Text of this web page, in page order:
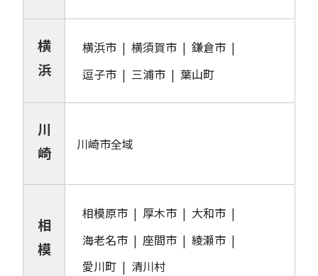
横
浜
横浜市 横須賀市
鎌倉市
逗子市
三浦市 葉山町
川
崎
川崎市全域
相
模
相模原市 厚木市
大和市
海老名市
座間市
綾瀬市
愛川町
清川村